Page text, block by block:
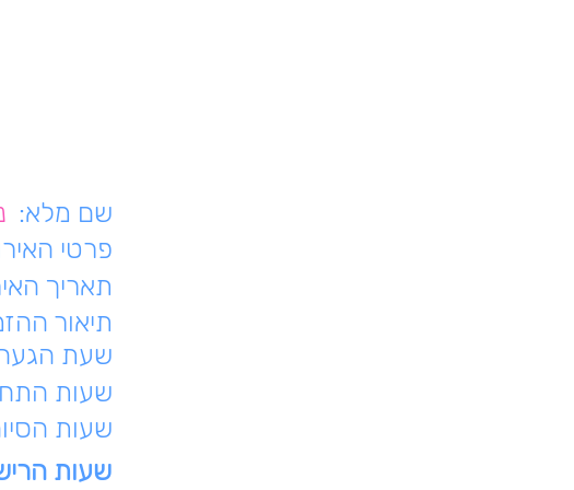
שם מלא:
פרטי
תאריך
תיאור
שעת
שעות
שעות
שעות